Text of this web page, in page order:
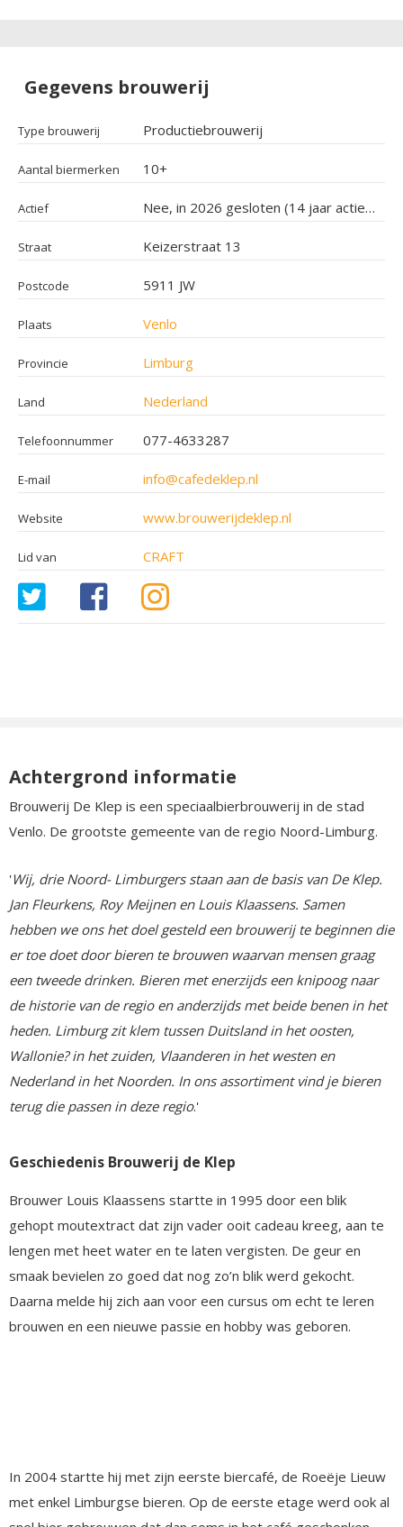
Gegevens brouwerij
Type brouwerij Productiebrouwerij
Aantal biermerken 10+
Actief Nee, in 2026 gesloten (14 jaar actief geweest)
Straat Keizerstraat 13
Postcode 5911 JW
Plaats Venlo
Provincie Limburg
Land Nederland
Telefoonnummer 077-4633287
E-mail info@cafedeklep.nl
Website www.brouwerijdeklep.nl
Lid van CRAFT
Achtergrond informatie
Brouwerij De Klep is een speciaalbierbrouwerij in de stad
Venlo. De grootste gemeente van de regio Noord-Limburg.
'Wij, drie Noord- Limburgers staan aan de basis van De Klep.
Jan Fleurkens, Roy Meijnen en Louis Klaassens. Samen
hebben we ons het doel gesteld een brouwerij te beginnen die
er toe doet door bieren te brouwen waarvan mensen graag
een tweede drinken. Bieren met enerzijds een knipoog naar
de historie van de regio en anderzijds met beide benen in het
heden. Limburg zit klem tussen Duitsland in het oosten,
Wallonie? in het zuiden, Vlaanderen in het westen en
Nederland in het Noorden. In ons assortiment vind je bieren
terug die passen in deze regio.'
Geschiedenis Brouwerij de Klep
Brouwer Louis Klaassens startte in 1995 door een blik
gehopt moutextract dat zijn vader ooit cadeau kreeg, aan te
lengen met heet water en te laten vergisten. De geur en
smaak bevielen zo goed dat nog zo’n blik werd gekocht.
Daarna melde hij zich aan voor een cursus om echt te leren
brouwen en een nieuwe passie en hobby was geboren.
In 2004 startte hij met zijn eerste biercafé, de Roeëje Lieuw
met enkel Limburgse bieren. Op de eerste etage werd ook al